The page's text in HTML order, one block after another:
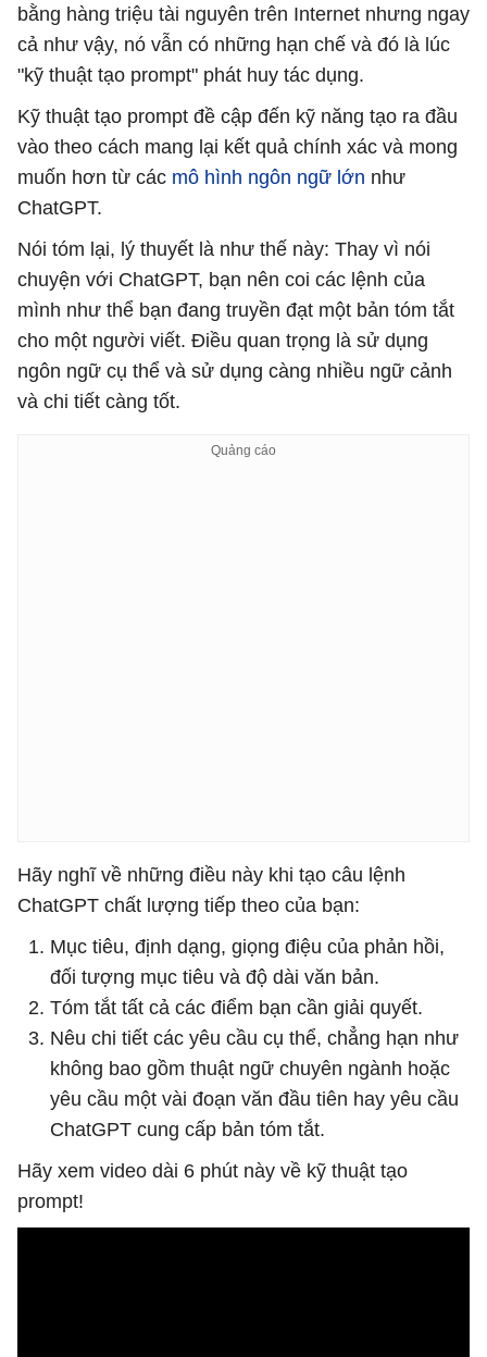
bằng hàng triệu tài nguyên trên Internet nhưng ngay
cả như vậy, nó vẫn có những hạn chế và đó là lúc
"kỹ thuật tạo prompt" phát huy tác dụng.
Kỹ thuật tạo prompt đề cập đến kỹ năng tạo ra đầu
vào theo cách mang lại kết quả chính xác và mong
muốn hơn từ các mô hình ngôn ngữ lớn như
ChatGPT.
Nói tóm lại, lý thuyết là như thế này: Thay vì nói
chuyện với ChatGPT, bạn nên coi các lệnh của
mình như thể bạn đang truyền đạt một bản tóm tắt
cho một người viết. Điều quan trọng là sử dụng
ngôn ngữ cụ thể và sử dụng càng nhiều ngữ cảnh
và chi tiết càng tốt.
Hãy nghĩ về những điều này khi tạo câu lệnh
ChatGPT chất lượng tiếp theo của bạn:
Mục tiêu, định dạng, giọng điệu của phản hồi,
đối tượng mục tiêu và độ dài văn bản.
Tóm tắt tất cả các điểm bạn cần giải quyết.
Nêu chi tiết các yêu cầu cụ thể, chẳng hạn như
không bao gồm thuật ngữ chuyên ngành hoặc
yêu cầu một vài đoạn văn đầu tiên hay yêu cầu
ChatGPT cung cấp bản tóm tắt.
Hãy xem video dài 6 phút này về kỹ thuật tạo
prompt!